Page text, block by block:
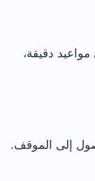
دقيقة،
إلى الموقف.